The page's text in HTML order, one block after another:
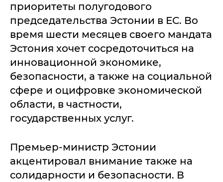
приоритеты полугодового
председательства Эстонии в ЕС. Во
время шести месяцев своего мандата
Эстония хочет сосредоточиться на
инновационной экономике,
безопасности, а также на социальной
сфере и оцифровке экономической
области, в частности,
государственных услуг.
Премьер-министр Эстонии
акцентировал внимание также на
солидарности и безопасности. В